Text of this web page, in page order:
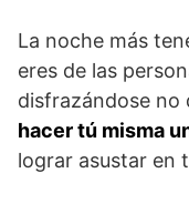
La noche más
eres de las
disfrazándose no
hacer tú misma
lograr asustar en